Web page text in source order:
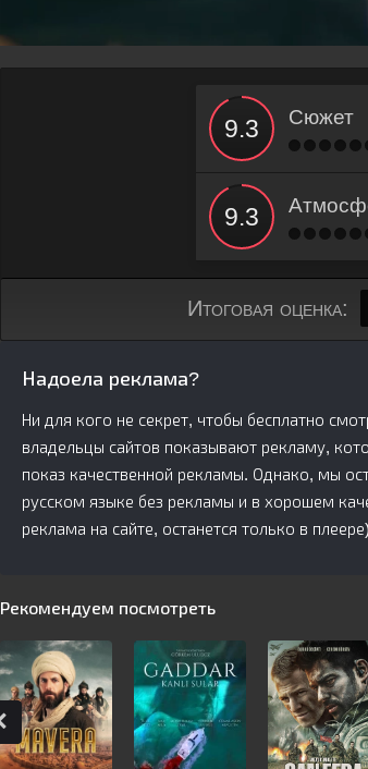
Сюжет
Итоговая оценка:
Надоела реклама?
Ни для кого не секрет, чтобы бесплатно
владельцы сайтов показывают рекламу,
показ качественной рекламы. Однако, мы
русском языке без рекламы и в хорошем
реклама на сайте, останется только в
Рекомендуем посмотреть